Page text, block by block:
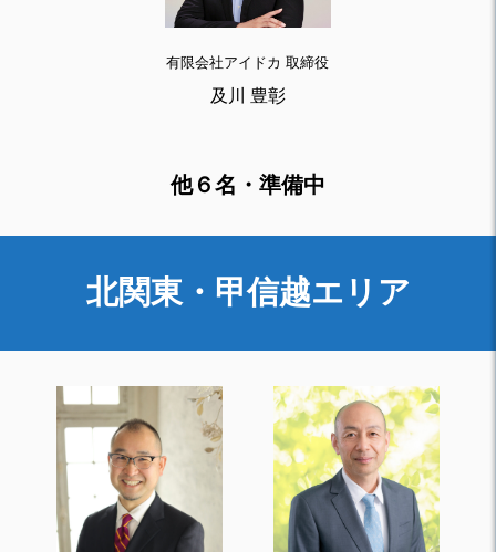
有限会社アイドカ 取締役
及川 豊彰
他６名・準備中
北関東・甲信越エリア